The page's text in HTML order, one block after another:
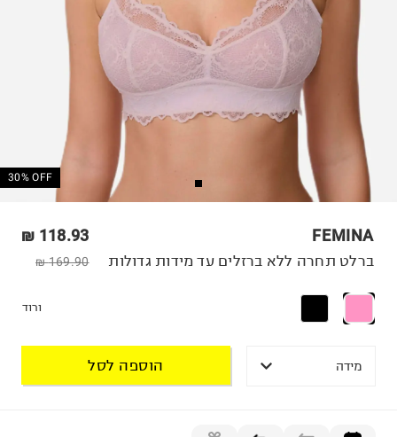
30% OFF
FEMINA
118.93 ₪
169.90 ₪ ברלט תחרה ללא ברזלים עד מידות גדולות
ורוד
מידה הוספה לסל